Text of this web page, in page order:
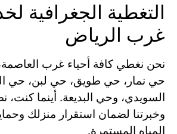
التغطية الجغرافية
غرب الرياض
نحن نغطي كافة أحياء غرب
حي نمار، حي طويق، حي لبن، حي
السويدي، وحي البديعة. أينما كنت،
وخبرتنا لضمان استقرار منزلك
المياه المستمرة.